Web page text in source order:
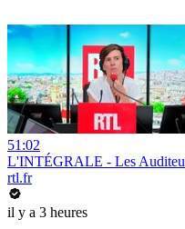
51:02
L'INTÉGRALE - Les
rtl.fr
il y a 3 heures